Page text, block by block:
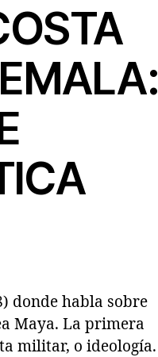
donde habla sobre
Maya. La primera
militar, o ideología.